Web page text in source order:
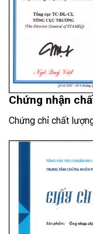
Chứng nhận
Chứng chỉ chất